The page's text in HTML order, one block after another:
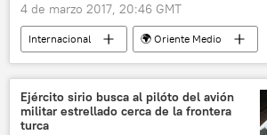
4 de marzo 2017, 20:46 GMT
Internacional
🌍 Oriente Medio
EEUU
Irán
Estrecho de Ormuz
Velayat 95
Nasir
maniobras
noticias
Ejército sirio busca al pilóto del avión
militar estrellado cerca de la frontera
turca